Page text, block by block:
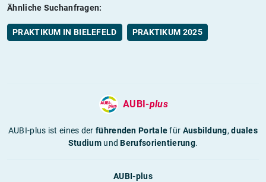
Ähnliche Suchanfragen:
PRAKTIKUM IN BIELEFELD PRAKTIKUM 2025
AUBI-plus
AUBI-plus ist eines derführenden Portalefür Ausbildung,duales
StudiumundBerufsorientierung.
AUBI-plus